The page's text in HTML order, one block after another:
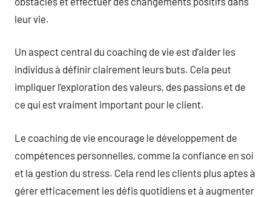
leur vie.
Un aspect central du coaching de vie est d’aider les
individus à définir clairement leurs buts. Cela peut
impliquer l’exploration des valeurs, des passions et de
ce qui est vraiment important pour le client.
Le coaching de vie encourage le développement de
compétences personnelles, comme la confiance en soi
et la gestion du stress. Cela rend les clients plus aptes à
gérer efficacement les défis quotidiens et à augmenter